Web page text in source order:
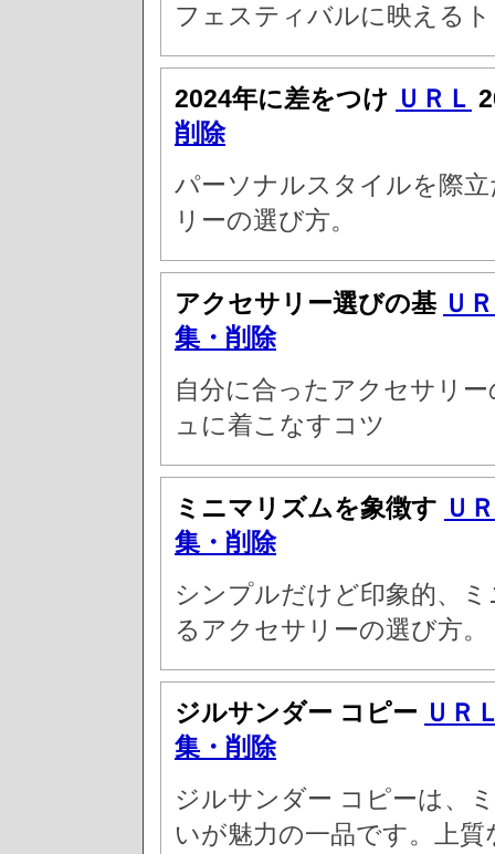
フェスティバルに映える
2024年に差をつけ ＵＲＬ
削除
パーソナルスタイルを際
リーの選び方。
アクセサリー選びの基 Ｕ
集・削除
自分に合ったアクセサリ
ュに着こなすコツ
ミニマリズムを象徴す Ｕ
集・削除
シンプルだけど印象的、
るアクセサリーの選び方。
ジルサンダー コピー ＵＲ
集・削除
ジルサンダー コピーは、
いが魅力の一品です。上